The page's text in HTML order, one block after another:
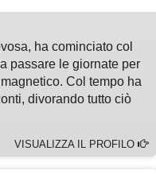
ha cominciato col
passare le giornate per
Col tempo ha
divorando tutto ciò
VISUALIZZA IL PROFILO